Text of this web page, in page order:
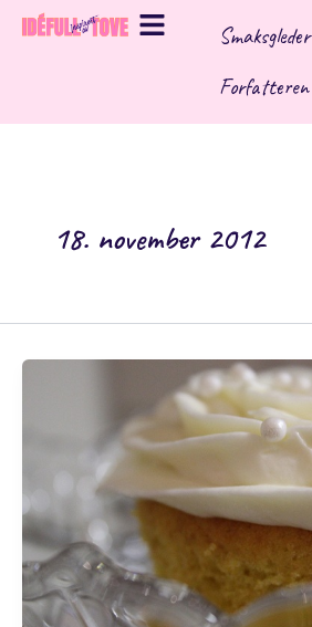
Hopp
rett
Smaksgleder
Forfatteren
18. november 2012